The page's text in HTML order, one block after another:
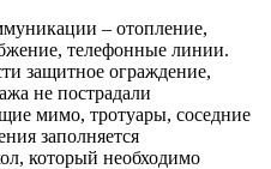
– отопление,
телефонные линии.
защитное ограждение,
не пострадали
мимо, тротуары, соседние
заполняется
который необходимо